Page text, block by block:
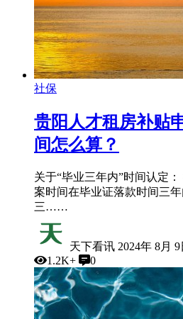
社保
贵阳人才租房补贴
间怎么算？
关于“毕业三年内”时间认定
案时间在毕业证落款时间三
三……
天下看讯 2024年 8月 9
1.2K+
0